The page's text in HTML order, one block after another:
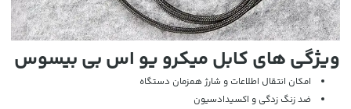
ویژگی های کابل میکرو یو اس بی بیسوس
امکان انتقال اطلاعات و شارژ همزمان دستگاه
ضد زنگ زدگی و اکسیدادسیون